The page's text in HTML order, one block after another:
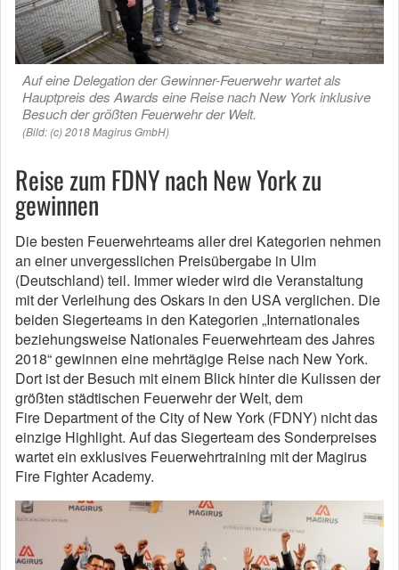
Auf eine Delegation der Gewinner-Feuerwehr wartet als
Hauptpreis des Awards eine Reise nach New York inklusive
Besuch der größten Feuerwehr der Welt.
(Bild: (c) 2018 Magirus GmbH)
Reise zum FDNY nach New York zu
gewinnen
Die besten Feuerwehrteams aller drei Kategorien nehmen
an einer unvergesslichen Preisübergabe in Ulm
(Deutschland) teil. Immer wieder wird die Veranstaltung
mit der Verleihung des Oskars in den USA verglichen. Die
beiden Siegerteams in den Kategorien „Internationales
beziehungsweise Nationales Feuerwehrteam des Jahres
2018“ gewinnen eine mehrtägige Reise nach New York.
Dort ist der Besuch mit einem Blick hinter die Kulissen der
größten städtischen Feuerwehr der Welt, dem
Fire Department of the City of New York (FDNY) nicht das
einzige Highlight. Auf das Siegerteam des Sonderpreises
wartet ein exklusives Feuerwehrtraining mit der Magirus
Fire Fighter Academy.